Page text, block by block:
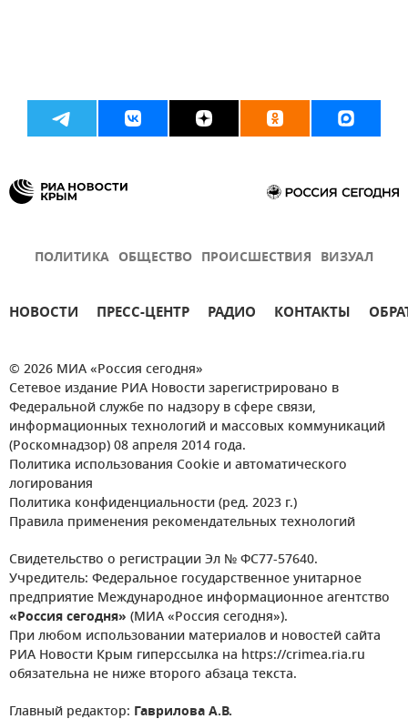
ПОЛИТИКА ОБЩЕСТВО ПРОИСШЕСТВИЯ ВИЗУАЛ
НОВОСТИ ПРЕСС-ЦЕНТР РАДИО КОНТАКТЫ
© 2026 МИА «Россия сегодня»
Сетевое издание РИА Новости зарегистрировано в
Федеральной службе по надзору в сфере связи,
информационных технологий и массовых коммуникаций
(Роскомнадзор) 08 апреля 2014 года.
Политика использования Cookie и автоматического
логирования
Политика конфиденциальности (ред. 2023 г.)
Правила применения рекомендательных технологий
Свидетельство о регистрации Эл № ФС77-57640.
Учредитель: Федеральное государственное унитарное
предприятие Международное информационное агентство
«Россия сегодня» (МИА «Россия сегодня»).
При любом использовании материалов и новостей сайта
РИА Новости Крым гиперссылка на https://crimea.ria.ru
обязательна не ниже второго абзаца текста.
Главный редактор: Гаврилова А.В.